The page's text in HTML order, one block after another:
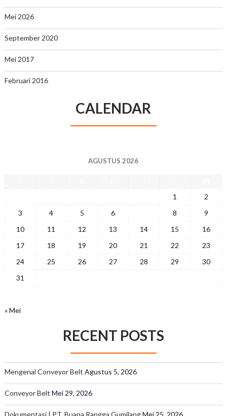
Mei 2026
September 2020
Mei 2017
Februari 2016
CALENDAR
AGUSTUS 2026
1
2
3
4 5 6 8
9
10
11 12 13 14 15
16
17
18 19 20 21 22
23
24
25 26 27 28 29
30
31
« Mei
RECENT POSTS
Mengenal Conveyor Belt Agustus 5, 2026
Conveyor Belt Mei 29, 2026
Dokumentasi | PT. Buana Rangga GumilangMei 25, 2026